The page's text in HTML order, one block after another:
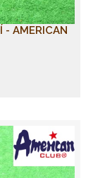
- AMERICAN